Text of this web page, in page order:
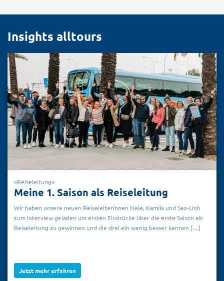
Insights alltours
Reiseleitung
Meine 1. Saison als Reiseleitung
Wir haben unsere neuen Reiseleiterinnen Nele, Kamila und Sao-Linh
zum Interview geladen um ersten Eindrücke über die erste Saison als
Reiseleitung zu gewinnen und die drei ein wenig besser kennen […]
Jetzt mehr erfahren